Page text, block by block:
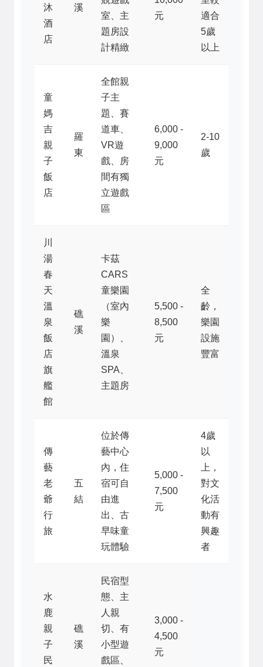
沐
酒
店
溪
室、主
題房設
計精緻
元
適合
5歲
以上
童
媽
吉
親
子
飯
店
羅
東
全館親
子主
題、賽
道車、
VR遊
戲、房
間有獨
立遊戲
區
6,000 -
9,000
元
2-10
歲
川
湯
春
天
溫
泉
飯
店
旗
艦
館
礁
溪
卡茲
CARS
童樂園
（室內
樂
園）、
溫泉
SPA、
主題房
5,500 -
8,500
元
全
齡，
樂園
設施
豐富
傳
藝
老
爺
行
旅
五
結
位於傳
藝中心
內，住
宿可自
由進
出、古
早味童
玩體驗
5,000 -
7,500
元
4歲
以
上，
對文
化活
動有
興趣
者
水
鹿
親
子
民
礁
溪
民宿型
態、主
人親
切、有
小型遊
戲區、
3,000 -
4,500
元